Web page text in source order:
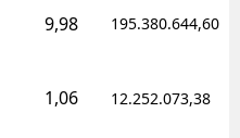
9,98 195.380.644,60
1,06 12.252.073,38